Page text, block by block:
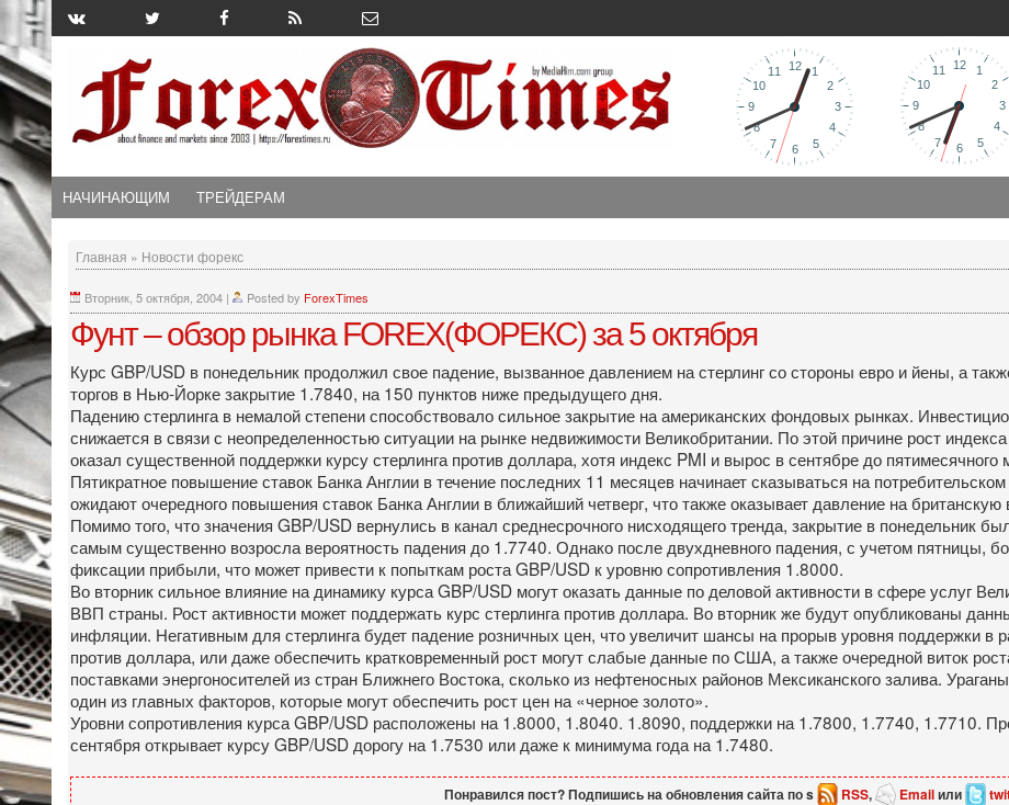
НАЧИНАЮЩИМ ТРЕЙДЕРАМ
Главная » Новости форекс
Вторник, 5 октября, 2004 | Posted by ForexTimes
Фунт – обзор рынка FOREX(ФОРЕКС) за 5 октября
Курс GBP/USD в понедельник продолжил свое падение, вызванное давлением на стерлинг со стороны евро и йены, а
торгов в Нью-Йорке закрытие 1.7840, на 150 пунктов ниже предыдущего дня.
Падению стерлинга в немалой степени способствовало сильное закрытие на американских фондовых рынках.
снижается в связи с неопределенностью ситуации на рынке недвижимости Великобритании. По этой причине рост
оказал существенной поддержки курсу стерлинга против доллара, хотя индекс PMI и вырос в сентябре до
Пятикратное повышение ставок Банка Англии в течение последних 11 месяцев начинает сказываться на
ожидают очередного повышения ставок Банка Англии в ближайший четверг, что также оказывает давление на британскую
Помимо того, что значения GBP/USD вернулись в канал среднесрочного нисходящего тренда, закрытие в понедельник
самым существенно возросла вероятность падения до 1.7740. Однако после двухдневного падения, с учетом пятницы,
фиксации прибыли, что может привести к попыткам роста GBP/USD к уровню сопротивления 1.8000.
Во вторник сильное влияние на динамику курса GBP/USD могут оказать данные по деловой активности в сфере услуг
ВВП страны. Рост активности может поддержать курс стерлинга против доллара. Во вторник же будут опубликованы
инфляции. Негативным для стерлинга будет падение розничных цен, что увеличит шансы на прорыв уровня поддержки в
против доллара, или даже обеспечить кратковременный рост могут слабые данные по США, а также очередной виток
поставками энергоносителей из стран Ближнего Востока, сколько из нефтеносных районов Мексиканского залива.
один из главных факторов, которые могут обеспечить рост цен на «черное золото».
Уровни сопротивления курса GBP/USD расположены на 1.8000, 1.8040. 1.8090, поддержки на 1.7800, 1.7740, 1.7710.
сентября открывает курсу GBP/USD дорогу на 1.7530 или даже к минимума года на 1.7480.
Понравился пост? Подпишись на обновления сайта по s RSS, Emailили